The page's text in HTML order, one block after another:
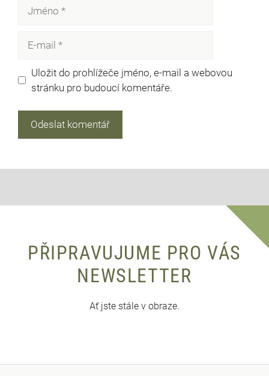
mail
Uložit do prohlížeče jméno, e-mail a webovou
stránku pro budoucí komentáře.
PŘIPRAVUJUME PRO VÁS
NEWSLETTER
Ať jste stále v obraze.